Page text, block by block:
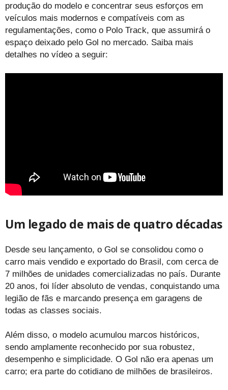
produção do modelo e concentrar seus esforços em
veículos mais modernos e compatíveis com as
regulamentações, como o Polo Track, que assumirá o
espaço deixado pelo Gol no mercado. Saiba mais
detalhes no vídeo a seguir:
Um legado de mais de quatro décadas
Desde seu lançamento, o Gol se consolidou como o
carro mais vendido e exportado do Brasil, com cerca de
7 milhões de unidades comercializadas no país. Durante
20 anos, foi líder absoluto de vendas, conquistando uma
legião de fãs e marcando presença em garagens de
todas as classes sociais.
Além disso, o modelo acumulou marcos históricos,
sendo amplamente reconhecido por sua robustez,
desempenho e simplicidade. O Gol não era apenas um
carro; era parte do cotidiano de milhões de brasileiros.